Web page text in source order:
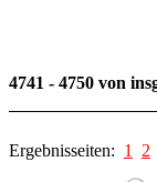
4741 - 4750 von
Ergebnisseiten: 1 2